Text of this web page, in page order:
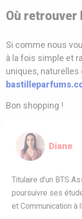
Où
Si comme nous
à la fois simple et
uniques,
Bon shopping !
Diane
Titulaire d’un BTS
poursuivre ses
et Communication à